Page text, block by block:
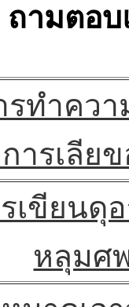
ถามตอบ
รทำควา
ารเลีย
เขียนดุ
หลุมศ